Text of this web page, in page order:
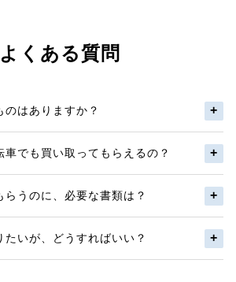
よくある質問
のはありますか？
車でも買い取ってもらえるの？
らうのに、必要な書類は？
たいが、どうすればいい？